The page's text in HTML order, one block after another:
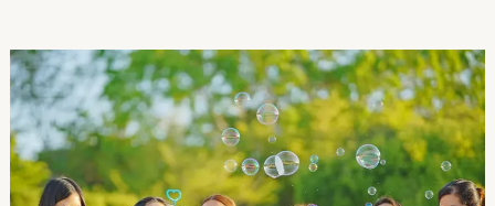
2026
年
萬
佛
節